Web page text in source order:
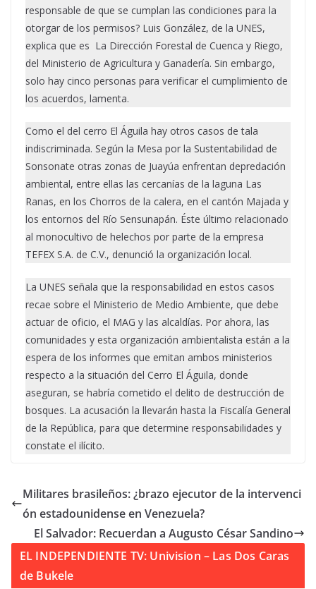
responsable de que se cumplan las condiciones para la
otorgar de los permisos? Luis González, de la UNES,
explica que es La Dirección Forestal de Cuenca y Riego,
del Ministerio de Agricultura y Ganadería. Sin embargo,
solo hay cinco personas para verificar el cumplimiento de
los acuerdos, lamenta.
Como el del cerro El Águila hay otros casos de tala
indiscriminada. Según la Mesa por la Sustentabilidad de
Sonsonate otras zonas de Juayúa enfrentan depredación
ambiental, entre ellas las cercanías de la laguna Las
Ranas, en los Chorros de la calera, en el cantón Majada y
los entornos del Río Sensunapán. Éste último relacionado
al monocultivo de helechos por parte de la empresa
TEFEX S.A. de C.V., denunció la organización local.
La UNES señala que la responsabilidad en estos casos
recae sobre el Ministerio de Medio Ambiente, que debe
actuar de oficio, el MAG y las alcaldías. Por ahora, las
comunidades y esta organización ambientalista están a la
espera de los informes que emitan ambos ministerios
respecto a la situación del Cerro El Águila, donde
aseguran, se habría cometido el delito de destrucción de
bosques. La acusación la llevarán hasta la Fiscalía General
de la República, para que determine responsabilidades y
constate el ilícito.
Militares brasileños: ¿brazo ejecutor de la intervenci
ón estadounidense en Venezuela?
El Salvador: Recuerdan a Augusto César Sandino
EL INDEPENDIENTE TV: Univision – Las Dos Caras
de Bukele